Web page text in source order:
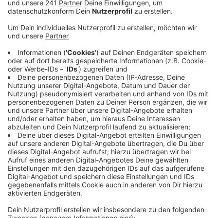
Veröffentlicht:Montag, 06.07.2026 17:38
Anzeige
Sowohl Bonn als auch der Rhein-Sieg-Kreis liegen
landesweit auf Rang 3 in ihrer Liste der höchsten
Verschuldung pro Einwohner. Demnach hat jede
Bonnerin oder jeder Bonner über 8.000 Euro Schulden.
Im Rhein-Sieg-Kreis sind es knapp 4.000 Euro. Mit Blick
auf die Kommunen im Kreis hat Siegburg (11.470 Euro)
die höchste Pro-Kopf-Verschuldung, gefolgt von
Bornheim (6.300 Euro) und Lohmar (5.200 Euro). Die
geringste Pro-Kopf-Verschuldung gab es in Swisttal,
der einzigen Kommune, die unter eintausend Euro blieb.
Immerhin: In fast allen Städten und Gemeinden
stiegen die Schulden, nur Meckenheim und
Neunkirchen-Seelscheid haben weniger Miese